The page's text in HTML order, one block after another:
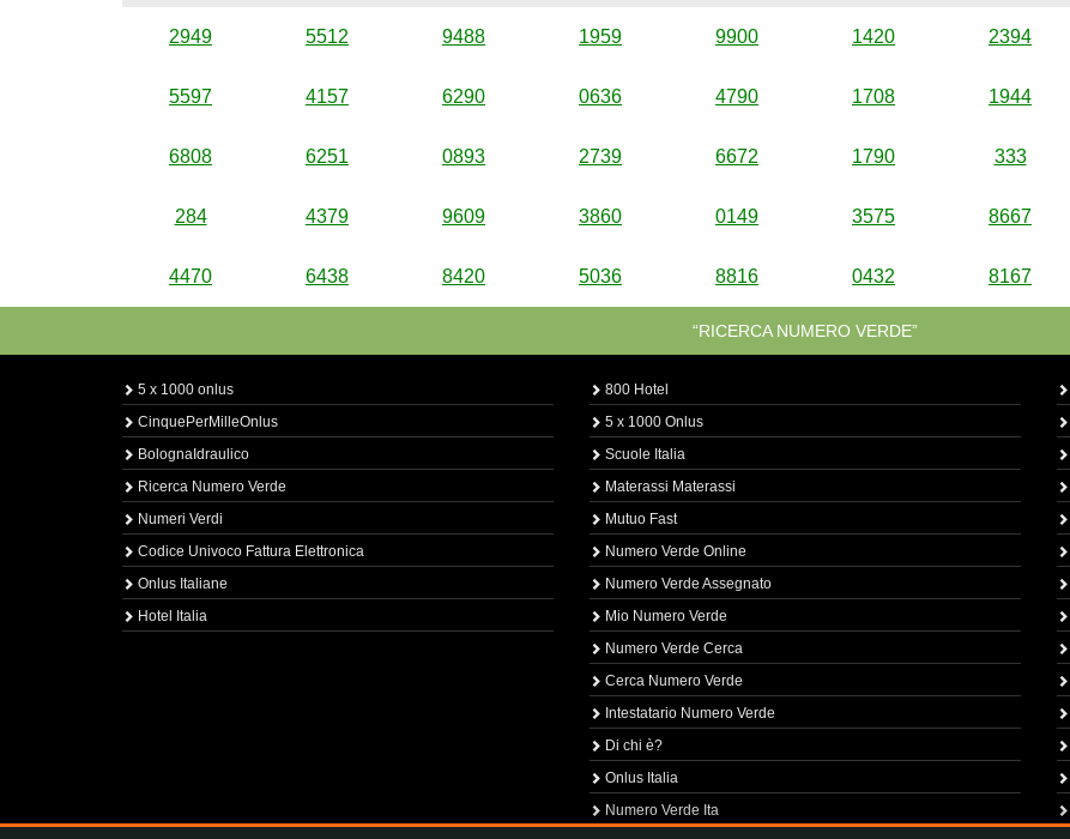
2949 5512 9488 1959 9900 1420 2394
5597 4157 6290 0636 4790 1708 1944
6808 6251 0893 2739 6672 1790 333
284 4379 9609 3860 0149 3575 8667
4470 6438 8420 5036 8816 0432 8167
“RICERCA NUMERO VERDE”
5 x 1000 onlus
CinquePerMilleOnlus
BolognaIdraulico
Ricerca Numero Verde
Numeri Verdi
Codice Univoco Fattura Elettronica
Onlus Italiane
Hotel Italia
800 Hotel
5 x 1000 Onlus
Scuole Italia
Materassi Materassi
Mutuo Fast
Numero Verde Online
Numero Verde Assegnato
Mio Numero Verde
Numero Verde Cerca
Cerca Numero Verde
Intestatario Numero Verde
Di chi è?
Onlus Italia
Numero Verde Ita